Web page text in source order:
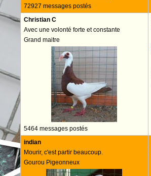
72927 messages postés
Christian C
Avec une volonté forte et constante
Grand maitre
5464 messages postés
indian
Mourir, c'est partir beaucoup.
Gourou Pigeonneux